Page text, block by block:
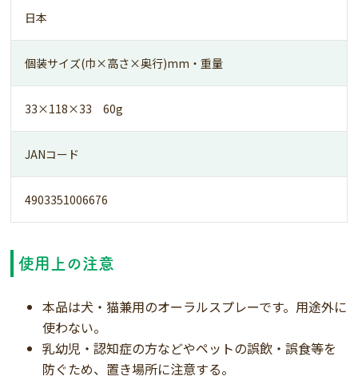
日本
個装サイズ(巾×高さ×奥行)mm・重量
33×118×33 60g
JANコード
4903351006676
使用上の注意
本品は犬・猫兼用のオーラルスプレーです。用途外に
使わない。
乳幼児・認知症の方などやペットの誤飲・誤食等を
防ぐため、置き場所に注意する。